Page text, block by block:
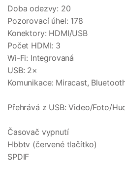
Doba odezvy: 20
Pozorovací úhel: 178
Konektory: HDMI/USB
Počet HDMI: 3
Wi-Fi: Integrovaná
USB: 2×
Komunikace: Miracast,
Přehrává z USB: Video/Foto/
Časovač vypnutí
Hbbtv (červené tlačítko)
SPDIF